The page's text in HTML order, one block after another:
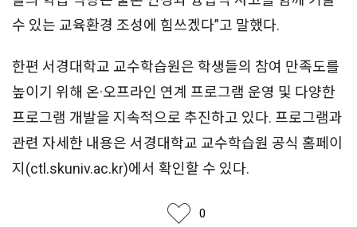
수 있는 교육환경 조성에 힘쓰겠다”고 말했다.
한편 서경대학교 교수학습원은 학생들의 참여 만족도를
높이기 위해 온·오프라인 연계 프로그램 운영 및 다양한
프로그램 개발을 지속적으로 추진하고 있다. 프로그램과
관련 자세한 내용은 서경대학교 교수학습원 공식 홈페이
지(ctl.skuniv.ac.kr)에서 확인할 수 있다.
좋아요 0